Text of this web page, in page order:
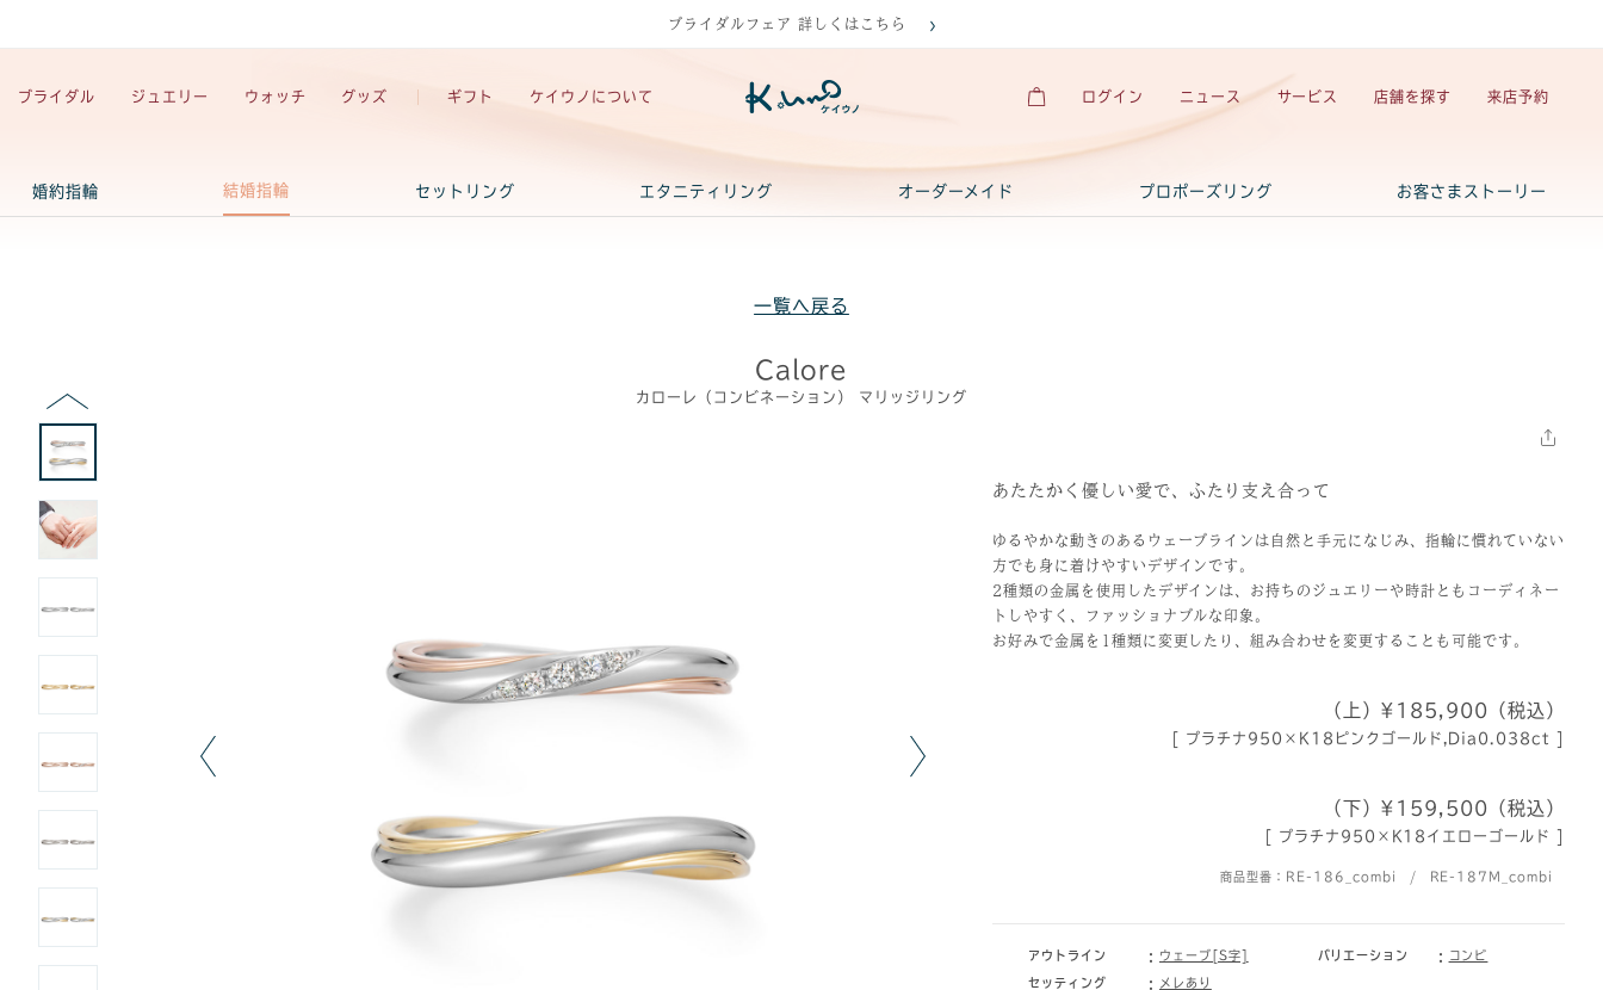
ブライダルフェア 詳しくはこちら
ブライダル ジュエリー ウォッチ グッズ ギフト ケイウノについて ログイン ニュース サービス 店舗を探す 来店予約
婚約指輪 結婚指輪 セットリング エタニティリング オーダーメイド プロポーズリング お客さまストーリー
一覧へ戻る
Calore
カローレ（コンビネーション） マリッジリング
あたたかく優しい愛で、ふたり支え合って
ゆるやかな動きのあるウェーブラインは自然と手元になじみ、指輪に慣れていない
方でも身に着けやすいデザインです。
2種類の金属を使用したデザインは、お持ちのジュエリーや時計ともコーディネー
トしやすく、ファッショナブルな印象。
お好みで金属を1種類に変更したり、組み合わせを変更することも可能です。
（上）¥185,900（税込）
[ プラチナ950×K18ピンクゴールド,Dia0.038ct ]
（下）¥159,500（税込）
[ プラチナ950×K18イエローゴールド ]
商品型番：RE-186_combi / RE-187M_combi
アウトライン ウェーブ[S字]
セッティング メレあり
バリエーション コンビ